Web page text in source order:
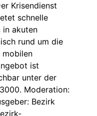
Krisendienst
schnelle
in akuten
rund um die
mobilen
ist
unter der
Moderation:
Bezirk